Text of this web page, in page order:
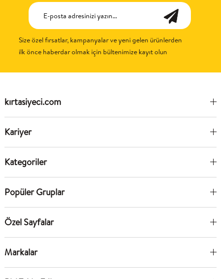
Size özel fırsatlar, kampanyalar ve yeni gelen ürünlerden
ilk önce haberdar olmak için bültenimize kayıt olun
kırtasiyeci.com
Kariyer
Kategoriler
Popüler Gruplar
Özel Sayfalar
Markalar